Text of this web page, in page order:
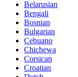
Belarusian
Bengali
Bosnian
Bulgarian
Cebuano
Chichewa
Corsican
Croatian